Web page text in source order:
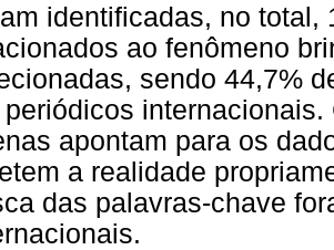
identificadas, no
ao fenômeno
sendo 44,7%
periódicos
apontam para os
a realidade
das palavras-chave